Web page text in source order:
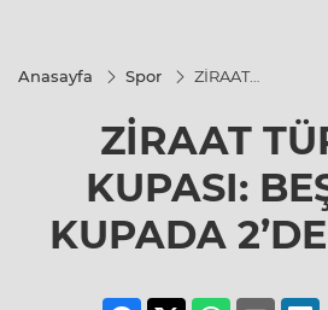
Anasayfa Spor
ZİRAAT
BEŞİKTAŞ
KUPADA
2’DE 2
YAPTI
ZİRAAT
KUPASI:
KUPADA